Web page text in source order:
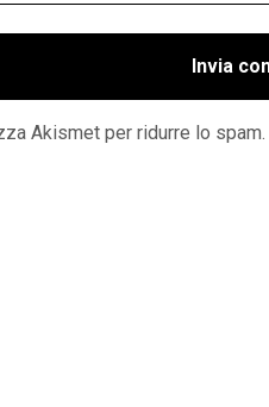
Akismet per ridurre lo spam.